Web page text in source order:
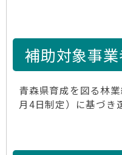
補助対象事
青森県育成を図る林
月4日制定）に基づき